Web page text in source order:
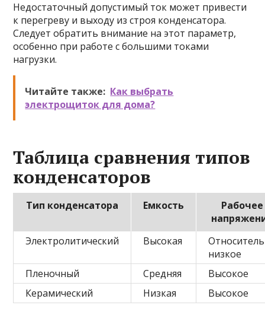
Недостаточный допустимый ток может привести
к перегреву и выходу из строя конденсатора.
Следует обратить внимание на этот параметр,
особенно при работе с большими токами
нагрузки.
Читайте также: Как выбрать
электрощиток для дома?
Таблица сравнения типов
конденсаторов
Тип конденсатора Емкость
Рабочее
Электролитический
Высокая
низкое
Пленочный
Средняя
Высокое
Керамический
Низкая Высокое